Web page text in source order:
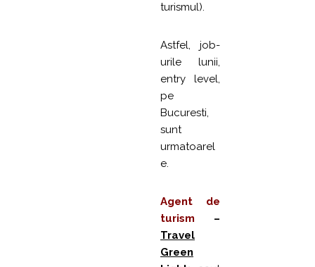
turismul).
Astfel, job-
urile lunii,
entry level,
pe
Bucuresti,
sunt
urmatoarel
e.
Agent de
turism –
Travel
Green